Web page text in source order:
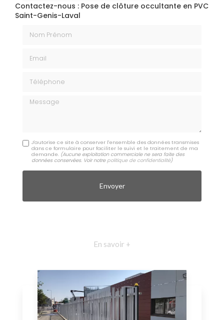
Contactez-nous : Pose de clôture occultante en PVC
Saint-Genis-Laval
Message
J'autorise ce site à conserver l'ensemble des données transmises
dans ce formulaire pour faciliter le suivi et le traitement de ma
demande. (Aucune exploitation commerciale ne sera faite des
données conservées. Voir notre politique de confidentialité)
En savoir +